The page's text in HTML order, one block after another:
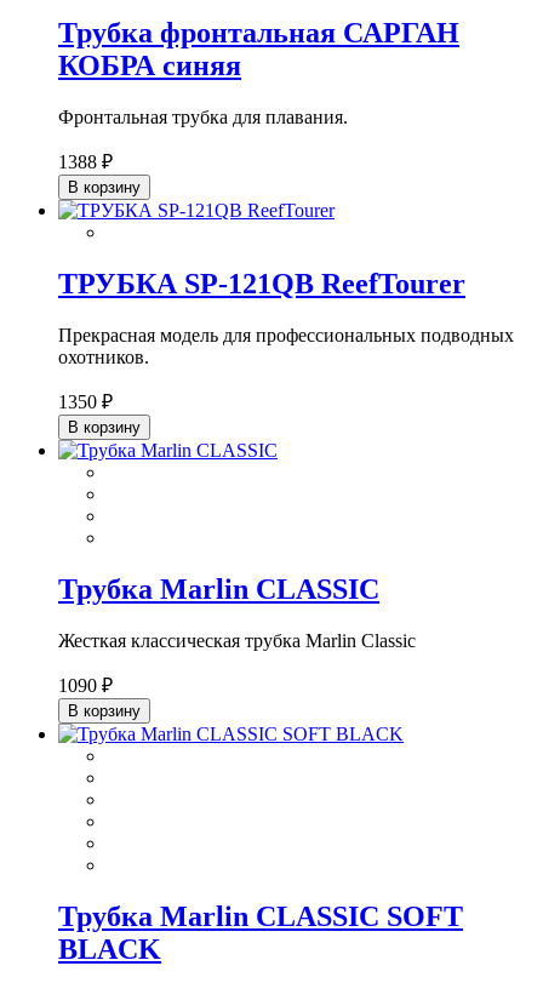
Трубка фронтальная САРГАН
КОБРА синяя
Фронтальная трубка для плавания.
1388 ₽
В корзину
ТРУБКА SP-121QB ReefTourer
Прекрасная модель для профессиональных подводных
охотников.
1350 ₽
В корзину
Трубка Marlin CLASSIC
Жесткая классическая трубка Marlin Classic
1090 ₽
В корзину
Трубка Marlin CLASSIC SOFT
BLACK